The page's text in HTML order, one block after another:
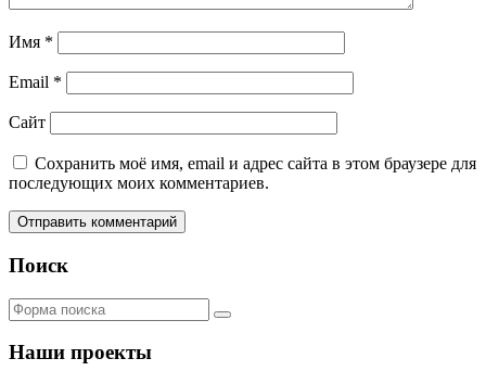
Имя *
Email *
Сайт
Сохранить моё имя, email и адрес сайта в этом браузере для
последующих моих комментариев.
Поиск
Поиск
Наши проекты